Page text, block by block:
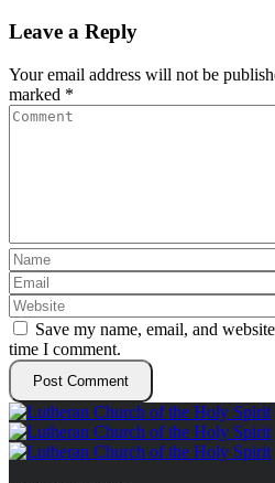
Leave a Reply
Your email address will not be
marked *
Save my name, email, and
time I comment.